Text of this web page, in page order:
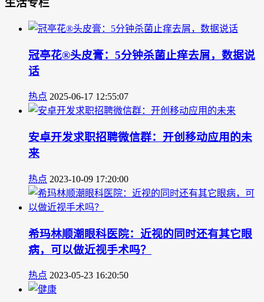
生活专栏
冠亭花®头皮膏：5分钟杀菌止痒去屑，数据说
话
热点 2025-06-17 12:55:07
安卓开发求职招聘微信群：开创移动应用的未
来
热点 2023-10-09 17:20:00
希玛林顺潮眼科医院：近视的同时还有其它眼
病，可以做近视手术吗？
热点 2023-05-23 16:20:50